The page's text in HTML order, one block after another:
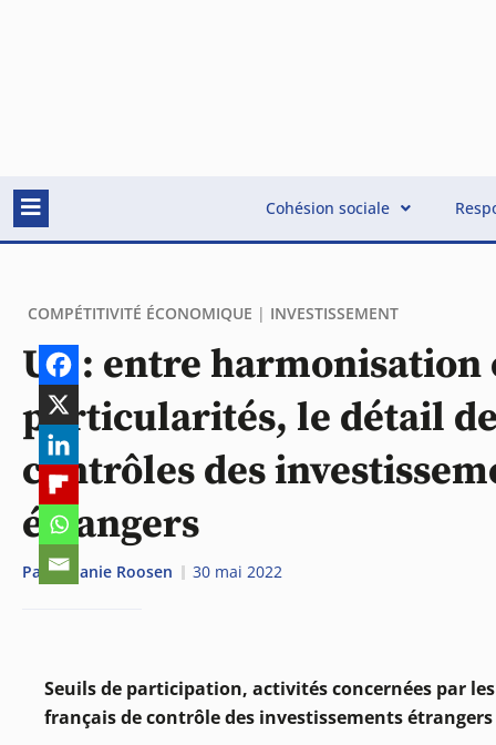
Cohésion sociale
COMPÉTITIVITÉ ÉCONOMIQUE | INVESTISSEMENT
UE : entre harmonisation
particularités, le détail
contrôles des
étrangers
Par Mélanie Roosen 30 mai 2022
Seuils de participation, activités concernées par
français de contrôle des investissements